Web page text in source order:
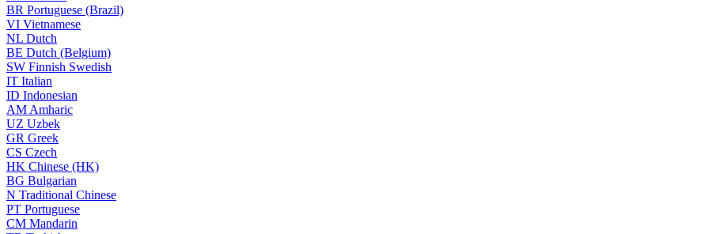
BR Portuguese (Brazil)
VI Vietnamese
NL Dutch
BE Dutch (Belgium)
SW Finnish Swedish
IT Italian
ID Indonesian
AM Amharic
UZ Uzbek
GR Greek
CS Czech
HK Chinese (HK)
BG Bulgarian
N Traditional Chinese
PT Portuguese
CM Mandarin